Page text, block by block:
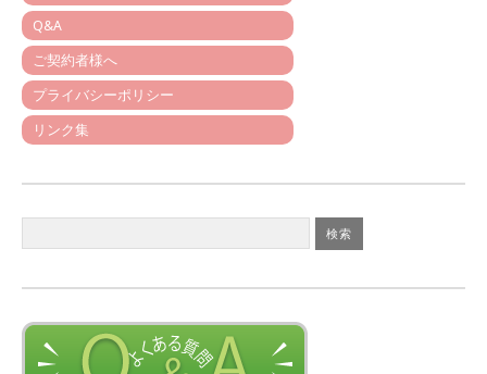
Q&A
ご契約者様へ
プライバシーポリシー
リンク集